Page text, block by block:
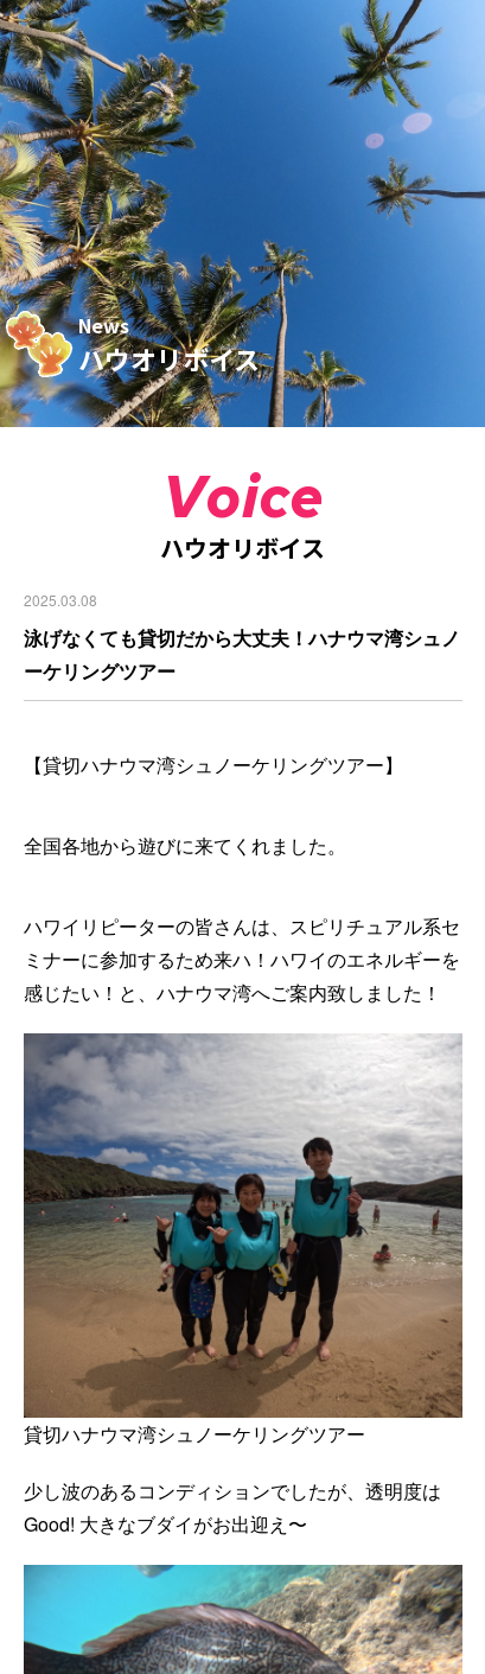
News
ハウオリボイス
Voice
ハウオリボイス
2025.03.08
泳げなくても貸切だから大丈夫！ハナウマ湾シュノ
ーケリングツアー
【貸切ハナウマ湾シュノーケリングツアー】
全国各地から遊びに来てくれました。
ハワイリピーターの皆さんは、スピリチュアル系セ
ミナーに参加するため来ハ！ハワイのエネルギーを
感じたい！と、ハナウマ湾へご案内致しました！
貸切ハナウマ湾シュノーケリングツアー
少し波のあるコンディションでしたが、透明度は
Good! 大きなブダイがお出迎え〜